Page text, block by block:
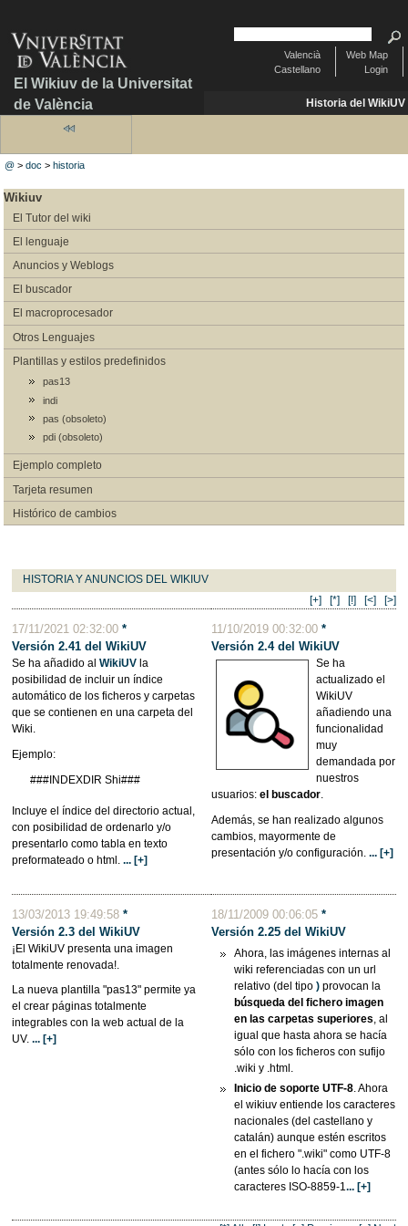
El Wikiuv de la Universitat
de València
Web Map
Login
Valencià
Castellano
Historia del WikiUV
@ >doc >historia
Wikiuv
El Tutor del wiki
El lenguaje
Anuncios y Weblogs
El buscador
El macroprocesador
Otros Lenguajes
Plantillas y estilos predefinidos
pas13
indi
pas (obsoleto)
pdi (obsoleto)
Ejemplo completo
Tarjeta resumen
Histórico de cambios
HISTORIA Y ANUNCIOS DEL WIKIUV
[+]
[*] [!] [<] [>]
17/11/2021 02:32:00 *
Versión 2.41 del WikiUV
Se ha añadido al WikiUVla
posibilidad de incluir un índice
automático de los ficheros y carpetas
que se contienen en una carpeta del
Wiki.
Ejemplo:
###INDEXDIR Shi###
Incluye el índice del directorio actual,
con posibilidad de ordenarlo y/o
presentarlo como tabla en texto
preformateado o html. ... [+]
11/10/2019 00:32:00*
Versión 2.4 del WikiUV
Se ha
actualizado el
WikiUV
añadiendo una
funcionalidad
muy
demandada por
nuestros
usuarios:el buscador.
Además, se han realizado algunos
cambios, mayormente de
presentación y/o configuración.... [+]
13/03/2013 19:49:58 *
Versión 2.3 del WikiUV
¡El WikiUV presenta una imagen
totalmente renovada!.
La nueva plantilla "pas13" permite ya
el crear páginas totalmente
integrables con la web actual de la
UV. ... [+]
18/11/2009 00:06:05*
Versión 2.25 delWikiUV
Ahora, las imágenes internas al
wiki referenciadas con un url
relativo (del tipo) provocan la
búsqueda del fichero imagen
en las carpetas superiores , al
igual que hasta ahora se hacía
sólo con los ficheros con sufijo
.wiki y .html.
Inicio de soporte UTF-8. Ahora
el wikiuv entiende los caracteres
nacionales (del castellano y
catalán) aunque estén escritos
en el fichero ".wiki" como UTF-8
(antes sólo lo hacía con los
caracteres ISO-8859-1... [+]